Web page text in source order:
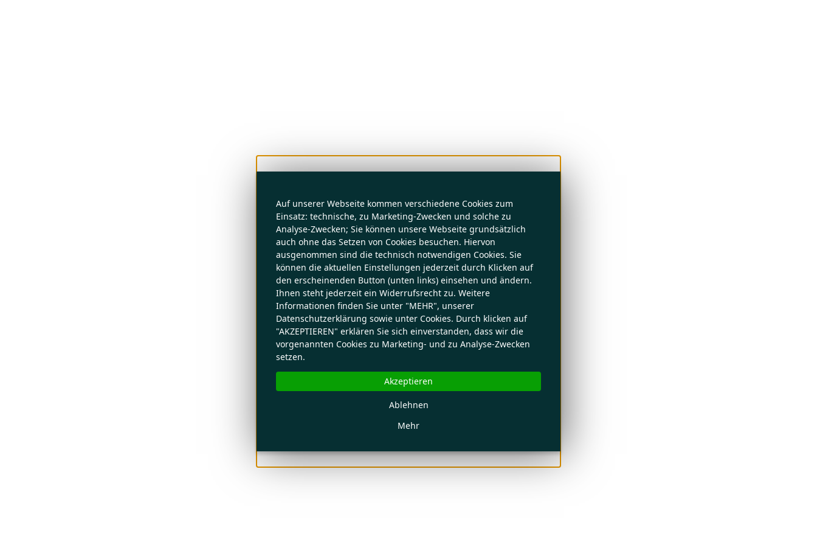
Auf unserer Webseite kommen verschiedene Cookies zum
Einsatz: technische, zu Marketing-Zwecken und solche zu
Analyse-Zwecken; Sie können unsere Webseite grundsätzlich
auch ohne das Setzen von Cookies besuchen. Hiervon
ausgenommen sind die technisch notwendigen Cookies. Sie
können die aktuellen Einstellungen jederzeit durch Klicken auf
den erscheinenden Button (unten links) einsehen und ändern.
Ihnen steht jederzeit ein Widerrufsrecht zu. Weitere
Informationen finden Sie unter "MEHR", unserer
Datenschutzerklärung sowie unter Cookies. Durch klicken auf
"AKZEPTIEREN" erklären Sie sich einverstanden, dass wir die
vorgenannten Cookies zu Marketing- und zu Analyse-Zwecken
setzen.
Mehr
Ablehnen
Akzeptieren